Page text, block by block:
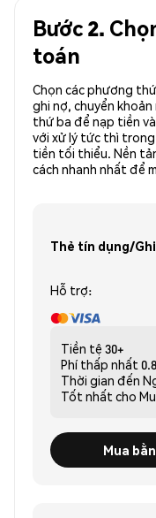
Bước 2.
toán
Chọn các phương
ghi nợ, chuyển
thứ ba để nạp tiền
với xử lý tức thì trong
tiền tối thiểu. Nền
cách nhanh nhất để
Thẻ tín dụng/
Hỗ trợ:
Tiền tệ 30+
Phí thấp nhất
Thời gian đến
Tốt nhất cho
Mua